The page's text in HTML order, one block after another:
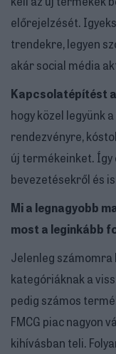
előrejelzését.
trendekre, legyen
akár social média
Kapcsolatépítést
hogy közel legyünk
rendezvényre,
új termékeinket. Így
bevezetésekről és
Mi a legnagyobb
most a leginkább
Jelenleg számomra
kategóriáknak a
pedig számos
FMCG piac nagyon
kihívásban teli.